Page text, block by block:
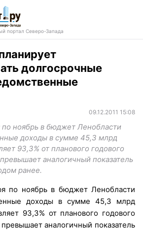
портал Северо-Запада
долгосрочные
09.12.2011 15:08
по ноябрь в бюджет Ленобласти
доходы в сумме 45,3 млрд
93,3% от планового годового
аналогичный показатель
ранее.
по ноябрь в бюджет Ленобласти
доходы в сумме 45,3 млрд
93,3% от планового годового
аналогичный показатель